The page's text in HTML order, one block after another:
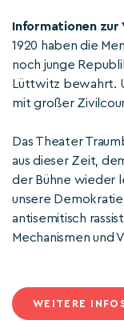
Informationen zur
1920 haben die
noch junge
Lüttwitz bewahrt.
mit großer
Das Theater
aus dieser Zeit,
der Bühne wieder
unsere
antisemitisch
Mechanismen und
WEITERE